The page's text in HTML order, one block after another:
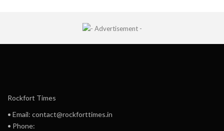
Rockfort Times
• Email: contact@rockforttimes.in
• Phone: